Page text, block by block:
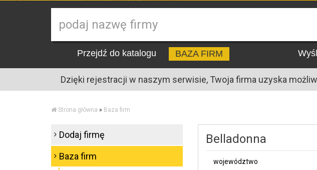
Przejdź do katalogu BAZA FIRM
Dzięki rejestracji w naszym serwisie, Twoja firma uzyska
Strona główna » Baza firm
Belladonna
województwo
Dodaj firmę
Baza firm